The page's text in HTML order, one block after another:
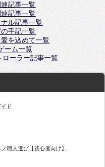
記事一覧
記事一覧
ル記事一覧
手記一覧
を込めて一覧
ーム一覧
ローラー記事一覧
ド
職人選び【初心者向け】